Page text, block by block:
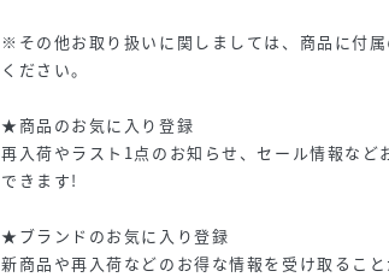
※その他お取り扱いに関しましては、商品に付
ください。
★商品のお気に入り登録
再入荷やラスト1点のお知らせ、セール情報など
できます!
★ブランドのお気に入り登録
新商品や再入荷などのお得な情報を受け取るこ